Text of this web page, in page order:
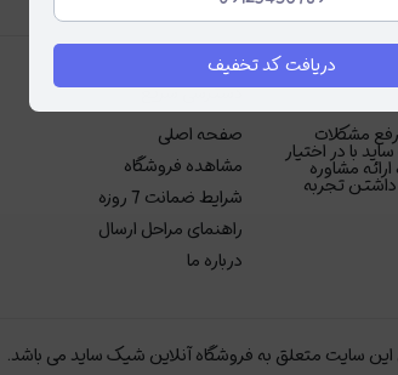
مشکلات
با در اختیار
مشاوره
تجربه
دسترسی سریع
صفحه اصلی
مشاهده فروشگاه
شرایط ضمانت 7 روزه
راهنمای مراحل ارسال
درباره ما
سایت متعلق به فروشگاه آنلاین شیک ساید می باشد.
دریافت کد تخفیف